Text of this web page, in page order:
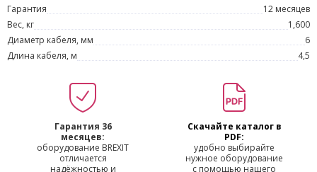
Гарантия
12 месяцев
Вес, кг
1,600
Диаметр кабеля, мм
6
Длина кабеля, м
4,5
Гарантия 36
месяцев:
оборудование BREXIT
отличается
надёжностью и
Скачайте каталог в
PDF:
удобно выбирайте
нужное оборудование
с помощью нашего